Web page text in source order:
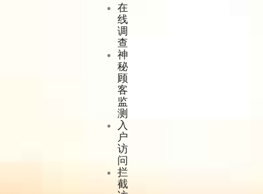
在
线
调
查
神
秘
顾
客
监
测
入
户
访
问
拦
截